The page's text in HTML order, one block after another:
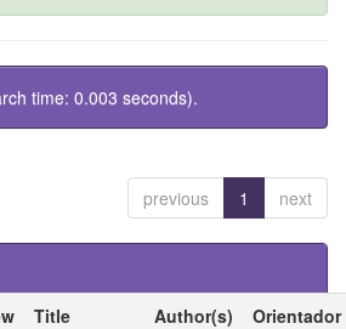
time: 0.003 seconds).
previous 1 next
Title Author(s)
Orientador